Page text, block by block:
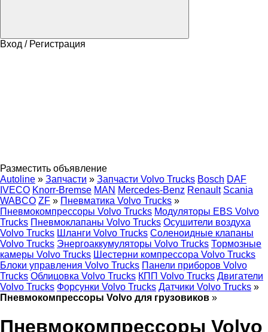
Вход / Регистрация
Разместить объявление
Autoline » Запчасти » Запчасти Volvo Trucks Bosch DAF
IVECO Knorr-Bremse MAN Mercedes-Benz Renault Scania
WABCO ZF » Пневматика Volvo Trucks »
Пневмокомпрессоры Volvo Trucks Модуляторы EBS Volvo
Trucks Пневмоклапаны Volvo Trucks Осушители воздуха
Volvo Trucks Шланги Volvo Trucks Соленоидные клапаны
Volvo Trucks Энергоаккумуляторы Volvo Trucks Тормозные
камеры Volvo Trucks Шестерни компрессора Volvo Trucks
Блоки управления Volvo Trucks Панели приборов Volvo
Trucks Облицовка Volvo Trucks КПП Volvo Trucks Двигатели
Volvo Trucks Форсунки Volvo Trucks Датчики Volvo Trucks »
Пневмокомпрессоры Volvo для грузовиков »
Пневмокомпрессоры Volvo